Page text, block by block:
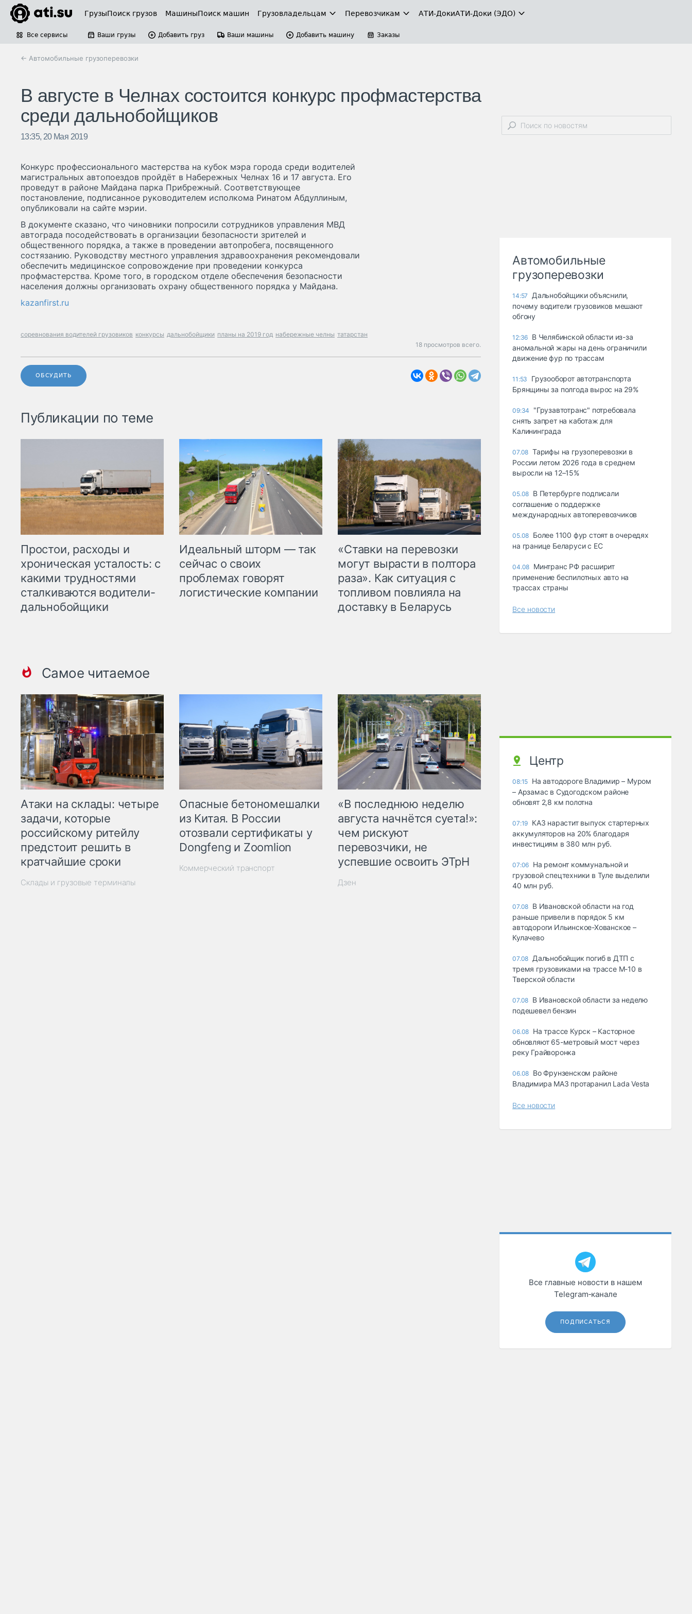
ГрузыПоиск грузов МашиныПоиск машин Грузовладельцам Перевозчикам АТИ-ДокиАТИ-Доки (ЭДО)
Все сервисы Ваши грузы Добавить груз Ваши машины Добавить машину Заказы
← Автомобильные грузоперевозки
В августе в Челнах состоится конкурс профмастерства
среди дальнобойщиков
13:35, 20 Мая 2019
Конкурс профессионального мастерства на кубок мэра города среди водителей
магистральных автопоездов пройдёт в Набережных Челнах 16 и 17 августа. Его
проведут в районе Майдана парка Прибрежный. Соответствующее
постановление, подписанное руководителем исполкома Ринатом Абдуллиным,
опубликовали на сайте мэрии.
В документе сказано, что чиновники попросили сотрудников управления МВД
автограда посодействовать в организации безопасности зрителей и
общественного порядка, а также в проведении автопробега, посвященного
состязанию. Руководству местного управления здравоохранения рекомендовали
обеспечить медицинское сопровождение при проведении конкурса
профмастерства. Кроме того, в городском отделе обеспечения безопасности
населения должны организовать охрану общественного порядка у Майдана.
kazanfirst.ru
соревнования водителей грузовиков конкурсы дальнобойщики планы на 2019 год набережные челны татарстан
18 просмотров всего.
ОБСУДИТЬ
Публикации по теме
Простои, расходы и
хроническая усталость: с
какими трудностями
сталкиваются водители-
дальнобойщики
Идеальный шторм — так
сейчас о своих
проблемах говорят
логистические компании
«Ставки на перевозки
могут вырасти в полтора
раза». Как ситуация с
топливом повлияла на
доставку в Беларусь
Самое читаемое
Атаки на склады: четыре
задачи, которые
российскому ритейлу
предстоит решить в
кратчайшие сроки
Склады и грузовые терминалы
Опасные бетономешалки
из Китая. В России
отозвали сертификаты у
Dongfeng и Zoomlion
Коммерческий транспорт
«В последнюю неделю
августа начнётся суета!»:
чем рискуют
перевозчики, не
успевшие освоить ЭТрН
Дзен
Автомобильные
грузоперевозки
14:57
Дальнобойщики объяснили,
почему водители грузовиков мешают
обгону
12:36 В Челябинской области из-за
аномальной жары на день ограничили
движение фур по трассам
11:53
Грузооборот автотранспорта
Брянщины за полгода вырос на 29%
09:34
"Грузавтотранс" потребовала
снять запрет на каботаж для
Калининграда
07.08 Тарифы на грузоперевозки в
России летом 2026 года в среднем
выросли на 12–15%
05.08 В Петербурге подписали
соглашение о поддержке
международных автоперевозчиков
05.08 Более 1100 фур стоят в очередях
на границе Беларуси с ЕС
04.08 Минтранс РФ расширит
применение беспилотных авто на
трассах страны
Все новости
Центр
08:15 На автодороге Владимир – Муром
– Арзамас в Судогодском районе
обновят 2,8 км полотна
07:19 КАЗ нарастит выпуск стартерных
аккумуляторов на 20% благодаря
инвестициям в 380 млн руб.
07:06 На ремонт коммунальной и
грузовой спецтехники в Туле выделили
40 млн руб.
07.08 В Ивановской области на год
раньше привели в порядок 5 км
автодороги Ильинское-Хованское –
Кулачево
07.08 Дальнобойщик погиб в ДТП с
тремя грузовиками на трассе М-10 в
Тверской области
07.08 В Ивановской области за неделю
подешевел бензин
06.08 На трассе Курск – Касторное
обновляют 65-метровый мост через
реку Грайворонка
06.08 Во Фрунзенском районе
Владимира МАЗ протаранил Lada Vesta
Все новости
Все главные новости в нашем
Telegram‑канале
ПОДПИСАТЬСЯ